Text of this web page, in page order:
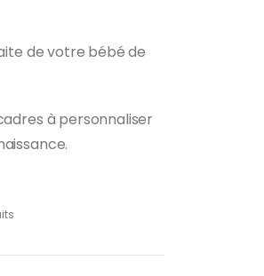
de votre bébé de
à personnaliser